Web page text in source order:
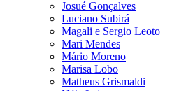
Josué Gonçalves
Luciano Subirá
Magali e Sergio Leoto
Mari Mendes
Mário Moreno
Marisa Lobo
Matheus Grismaldi